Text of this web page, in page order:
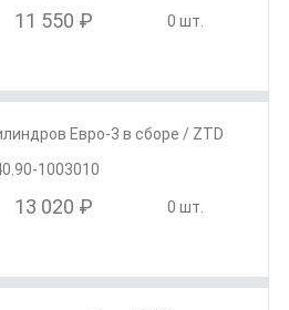
11 550 ₽ 0 шт.
Евро-3 в сборе / ZTD
1003010
13 020 ₽ 0 шт.